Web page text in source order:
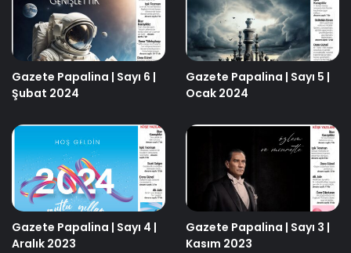
Gazete Papalina | Sayı 6 |
Şubat 2024
Gazete Papalina | Sayı 5 |
Ocak 2024
Gazete Papalina | Sayı 4 |
Aralık 2023
Gazete Papalina | Sayı 3 |
Kasım 2023